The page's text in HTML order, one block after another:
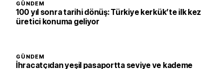
GÜNDEM
100 yıl sonra tarihi dönüş: Türkiye kerkük’te ilk kez
üretici konuma geliyor
GÜNDEM
İhracatçıdan yeşil pasaportta seviye ve kademe